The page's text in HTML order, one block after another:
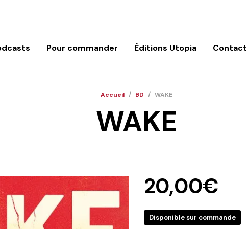
Pour commander Éditions Utopia Contact
Accueil / BD / WAKE
WAKE
20,00€
Disponible sur commande